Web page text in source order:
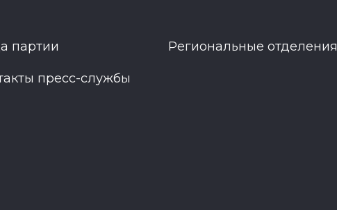
партии Региональные отделения
пресс-службы